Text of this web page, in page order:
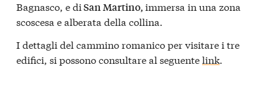
Bagnasco, e diSan Martino,immersa in una zona
scoscesa e alberata della collina.
I dettagli del cammino romanico per visitare i tre
edifici, si possono consultare al seguentelink.